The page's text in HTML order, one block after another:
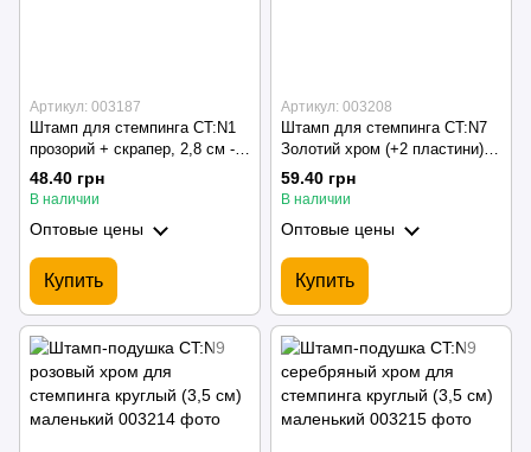
Артикул: 003187
Штамп для стемпинга CT:N1
прозорий + скрапер, 2,8 см -
круглий/маленький
48.40 грн
В наличии
Оптовые цены
Купить
Артикул: 003208
Штамп для стемпинга CT:N7
Золотий хром (+2 пластини), 4
см - круглий/великий
59.40 грн
В наличии
Оптовые цены
Купить